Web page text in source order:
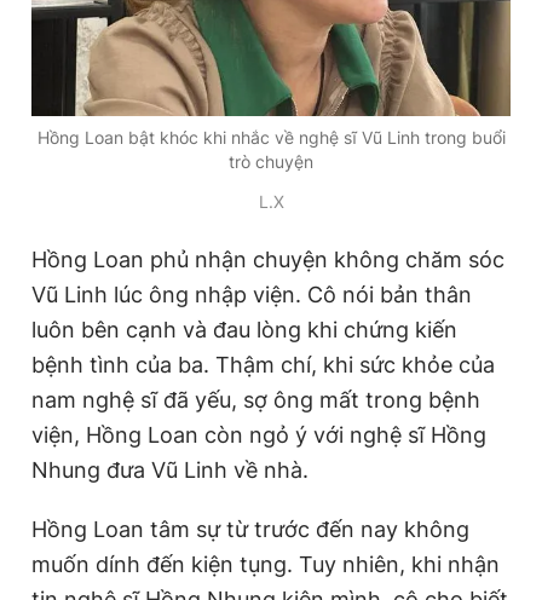
Hồng Loan bật khóc khi nhắc về nghệ sĩ Vũ Linh trong buổi
trò chuyện
L.X
Hồng Loan phủ nhận chuyện không chăm sóc
Vũ Linh lúc ông nhập viện. Cô nói bản thân
luôn bên cạnh và đau lòng khi chứng kiến
bệnh tình của ba. Thậm chí, khi sức khỏe của
nam nghệ sĩ đã yếu, sợ ông mất trong bệnh
viện, Hồng Loan còn ngỏ ý với nghệ sĩ Hồng
Nhung đưa Vũ Linh về nhà.
Hồng Loan tâm sự từ trước đến nay không
muốn dính đến kiện tụng. Tuy nhiên, khi nhận